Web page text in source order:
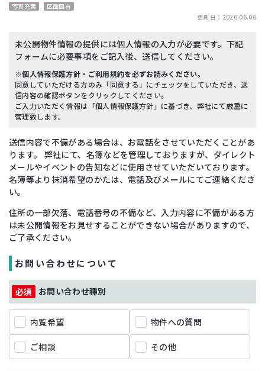
写真充実
区画図有
更新日： 2026.06.06
未公開物件情報の提供には個人情報の入力が必要です。下記
フォームに必要事項をご記入後、送信してください。
※個人情報保護方針・ご利用規約を必ずお読みください。
同意していただける方のみ「同意する」にチェックをしていただき、送
信内容の確認ボタンをクリックしてください。
ご入力いただく情報は「個人情報保護方針」に基づき、弊社にて厳重に
管理致します。
送信内容で不備がある場合は、お電話をさせていただくことがあ
ります。 弊社にて、名簿などを管理しておりますが、ダイレクト
メールやイベントの告知などに使用させていただいております。
名簿等より抹消希望のかたは、電話及びメールにてご連絡くださ
い。
住所の一部欠落、電話番号の不備など、入力内容に不備がある方
は未公開情報をお見せすることができない場合がありますので、
ご了承ください。
お問い合わせについて
お問い合わせ種別
内覧希望 物件への質問
ご相談 その他